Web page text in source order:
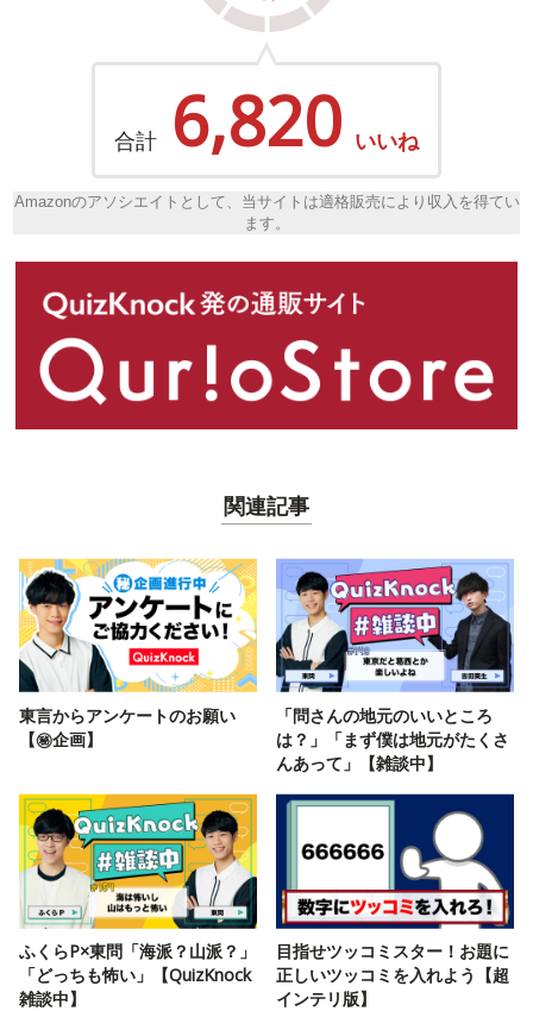
合計 6,820 いいね
Amazonのアソシエイトとして、当サイトは適格販売により収入を得てい
ます。
関連記事
東言からアンケートのお願い
【㊙️企画】
「問さんの地元のいいところ
は？」「まず僕は地元がたくさ
んあって」【雑談中】
ふくらP×東問「海派？山派？」
「どっちも怖い」【QuizKnock
雑談中】
目指せツッコミスター！お題に
正しいツッコミを入れよう【超
インテリ版】